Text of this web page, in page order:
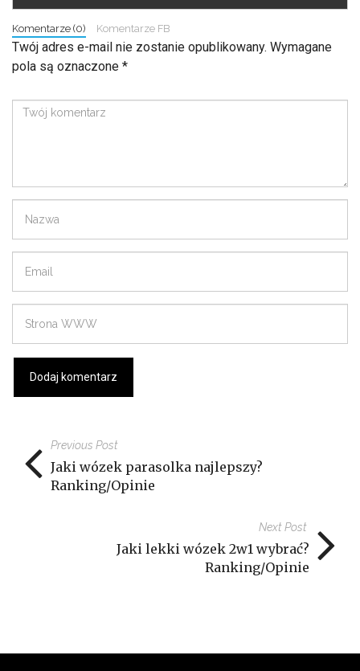
Komentarze (0) Komentarze FB
Twój adres e-mail nie zostanie opublikowany. Wymagane
pola są oznaczone *
Previous Post
Jaki wózek parasolka najlepszy?
Ranking/Opinie
Next Post
Jaki lekki wózek 2w1 wybrać?
Ranking/Opinie